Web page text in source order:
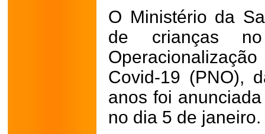
O Ministério da
de crianças
Covid-19 (PNO),
anos foi
no dia 5 de janeiro.